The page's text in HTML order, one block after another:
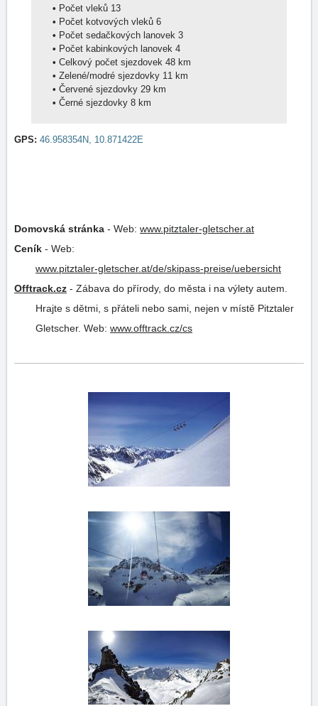
•
Počet vleků 13
•
Počet kotvových vleků 6
•
Počet sedačkových lanovek 3
•
Počet kabinkových lanovek 4
•
Celkový počet sjezdovek 48 km
•
Zelené/modré sjezdovky 11 km
•
Červené sjezdovky 29 km
•
Černé sjezdovky 8 km
GPS: 46.958354N, 10.871422E
Domovská stránka - Web: www.pitztaler-gletscher.at
Ceník - Web:
www.pitztaler-gletscher.at/de/skipass-preise/uebersicht
Offtrack.cz - Zábava do přírody, do města i na výlety autem.
Hrajte s dětmi, s přáteli nebo sami, nejen v místě Pitztaler
Gletscher. Web: www.offtrack.cz/cs